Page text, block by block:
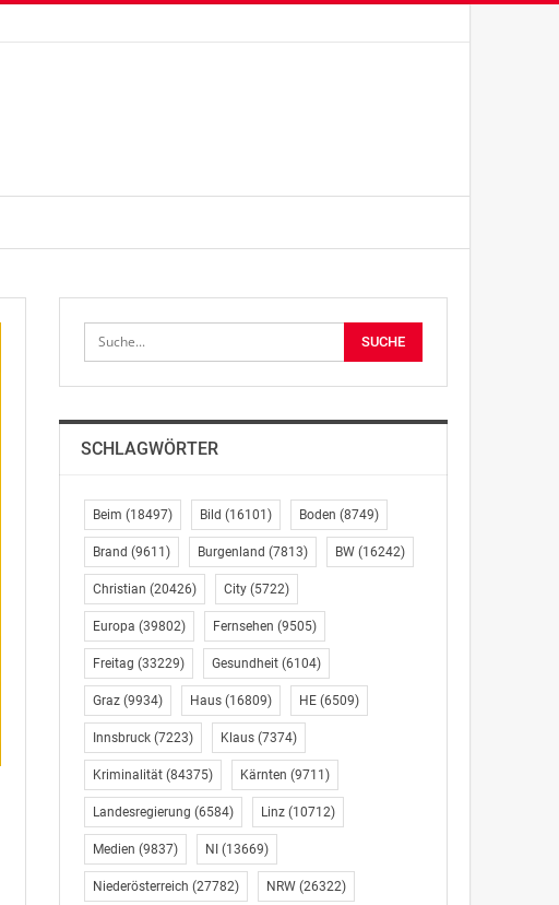
SCHLAGWÖRTER
Beim (18497) Bild (16101) Boden (8749)
Brand (9611) Burgenland (7813) BW(16242)
Christian (20426) City(5722)
Europa (39802) Fernsehen (9505)
Freitag (33229) Gesundheit(6104)
Graz(9934) Haus(16809) HE(6509)
Innsbruck(7223) Klaus(7374)
Kriminalität(84375) Kärnten (9711)
Landesregierung (6584) Linz(10712)
Medien (9837) NI (13669)
Niederösterreich (27782) NRW(26322)